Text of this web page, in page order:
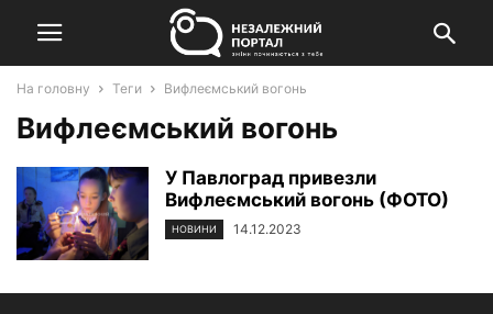
На головну Теги Вифлеємський вогонь
Вифлеємський вогонь
У Павлоград привезли
Вифлеємський вогонь (ФОТО)
НОВИНИ 14.12.2023